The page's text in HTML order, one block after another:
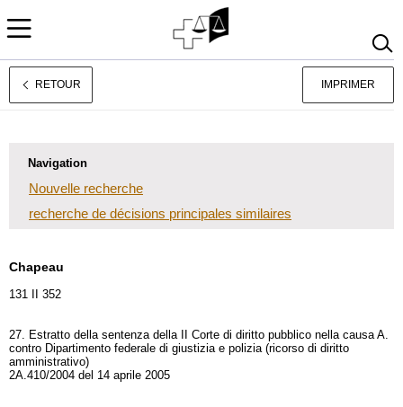
Deutsch
RETOUR IMPRIMER
Navigation
Nouvelle recherche
recherche de décisions principales similaires
Chapeau
131 II 352
27. Estratto della sentenza della II Corte di diritto pubblico nella causa A.
contro Dipartimento federale di giustizia e polizia (ricorso di diritto
amministrativo)
2A.410/2004 del 14 aprile 2005